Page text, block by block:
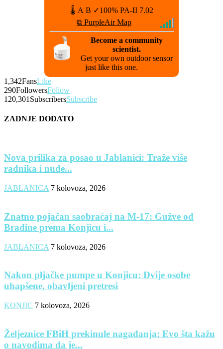
🌡 A B ✓100% PA-II 7.02
⧉ PurpleAir Map
Become a community
scientist.
Get your own outdoor sensor
just like this one.
1,342FansLike
290FollowersFollow
120,301 SubscribersSubscribe
ZADNJE DODATO
Nova prilika za posao u Jablanici: Traže više
radnika i nude...
JABLANICA 7 kolovoza, 2026
Znatno pojačan saobraćaj na M-17: Gužve od
Bradine prema Konjicu i...
JABLANICA 7 kolovoza, 2026
Nakon pljačke pumpe u Konjicu: Dvije osobe
uhapšene, obavljeni pretresi
KONJIC 7 kolovoza, 2026
Željeznice FBiH prekinule nagađanja: Evo šta kažu
o navodima da je...